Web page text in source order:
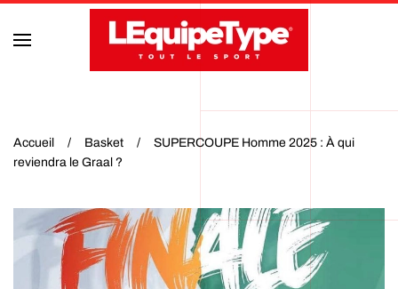
Accéder au contenu principal
Accueil Basket
SUPERCOUPE Homme 2025 : À qui
reviendra le Graal ?